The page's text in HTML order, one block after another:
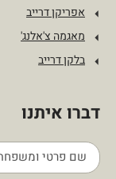
אפריקן דרייב
מאגמה צ'אלנג'
בלקן דרייב
דברו איתנו